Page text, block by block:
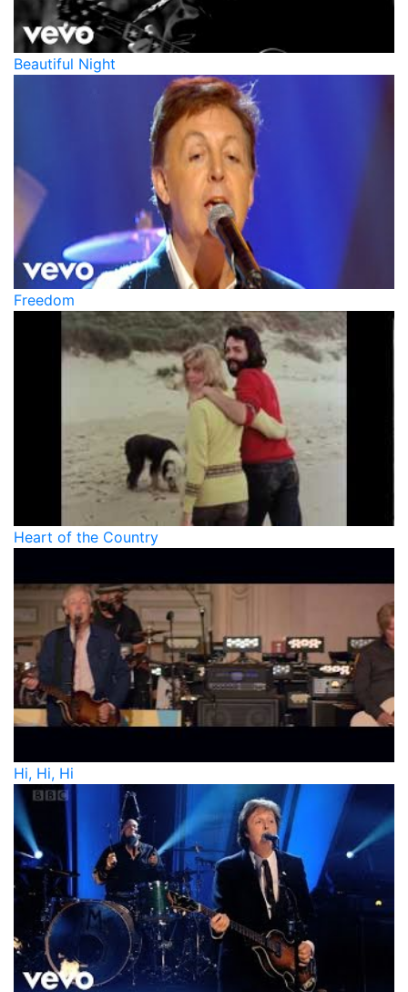
Beautiful Night
Freedom
Heart of the Country
Hi, Hi, Hi